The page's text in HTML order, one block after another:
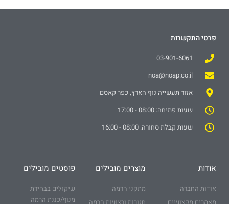
פרטי התקשרות
03-901-6061
noa@noap.co.il
אזור תעשייה נוף הארץ, כפר קאסם
שעות פתיחה: 08:00 - 17:00
שעות קבלת סחורה: 08:00 - 16:00
אודות
אודות החברה
מוצרים מובילים
מתקני הרמה
פוסטים מובילים
שיקולים בבחירת
מנוף/כננת הרמה